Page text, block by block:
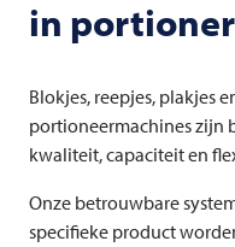
in
Blokjes, reepjes, plakjes
portioneermachines zijn
kwaliteit, capaciteit en
Onze betrouwbare
specifieke product